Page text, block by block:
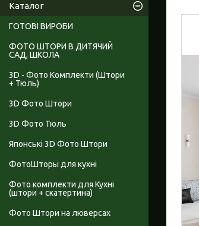
Каталог
ГОТОВІ ВИРОБИ
ФОТО ШТОРИ В ДИТЯЧИЙ
САД, ШКОЛА
3D - Фото Комплекти (Штори
+ Тюль)
3D Фото Штори
3D Фото Тюль
Японські 3D Фото Штори
ФотоШторы для кухні
Фото комплекти для Кухні
(штори + скатертина)
Фото Штори на люверсах